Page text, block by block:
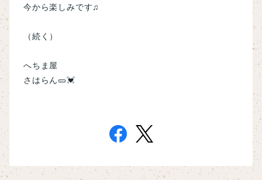
今から楽しみです♫
（続く）
へちま屋
さはらん🥒💓